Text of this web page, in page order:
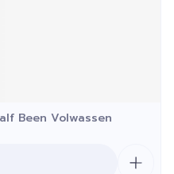
Been Volwassen